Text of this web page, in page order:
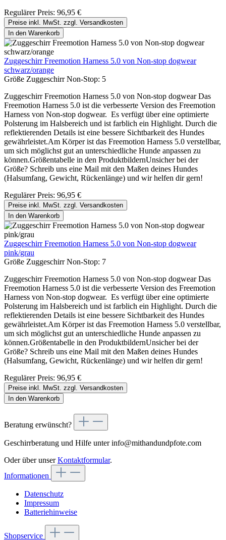
Regulärer Preis: 96,95 €
Preise inkl. MwSt. zzgl. Versandkosten
In den Warenkorb
Zuggeschirr Freemotion Harness 5.0 von Non-stop dogwear
schwarz/orange
Größe Zuggeschirr Non-Stop: 5
Zuggeschirr Freemotion Harness 5.0 von Non-stop dogwear Das
Freemotion Harness 5.0 ist die verbesserte Version des Freemotion
Harness von Non-stop dogwear. Es verfügt über eine optimierte
Polsterung im Halsbereich und ist farblich ein Highlight. Durch die
reflektierenden Details ist eine bessere Sichtbarkeit des Hundes
gewährleistet.Am Körper ist das Freemotion Harness 5.0 verstellbar,
um sich möglichst gut an unterschiedliche Hunde anpassen zu
können.Größentabelle in den ProduktbildernUnsicher bei der
Größe? Schreib uns eine Mail mit den Maßen deines Hundes
(Halsumfang, Gewicht, Rückenlänge) und wir helfen dir gern!
Regulärer Preis: 96,95 €
Preise inkl. MwSt. zzgl. Versandkosten
In den Warenkorb
Zuggeschirr Freemotion Harness 5.0 von Non-stop dogwear
pink/grau
Größe Zuggeschirr Non-Stop: 7
Zuggeschirr Freemotion Harness 5.0 von Non-stop dogwear Das
Freemotion Harness 5.0 ist die verbesserte Version des Freemotion
Harness von Non-stop dogwear. Es verfügt über eine optimierte
Polsterung im Halsbereich und ist farblich ein Highlight. Durch die
reflektierenden Details ist eine bessere Sichtbarkeit des Hundes
gewährleistet.Am Körper ist das Freemotion Harness 5.0 verstellbar,
um sich möglichst gut an unterschiedliche Hunde anpassen zu
können.Größentabelle in den ProduktbildernUnsicher bei der
Größe? Schreib uns eine Mail mit den Maßen deines Hundes
(Halsumfang, Gewicht, Rückenlänge) und wir helfen dir gern!
Regulärer Preis: 96,95 €
Preise inkl. MwSt. zzgl. Versandkosten
In den Warenkorb
Beratung erwünscht?
Geschirrberatung und Hilfe unter info@mithandundpfote.com
Oder über unserKontaktformular.
Informationen
Datenschutz
Impressum
Batteriehinweise
Shopservice